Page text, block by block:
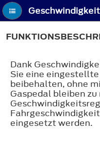
Dank
Sie eine
beibehalten, ohne
Gaspedal bleiben zu
eingesetzt werden.